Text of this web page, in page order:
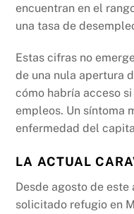
encuentran en el
una tasa de
Estas cifras no
de una nula apertura
cómo habría acceso
empleos. Un síntoma
enfermedad del
LA ACTUAL
Desde agosto de
solicitado refugio en